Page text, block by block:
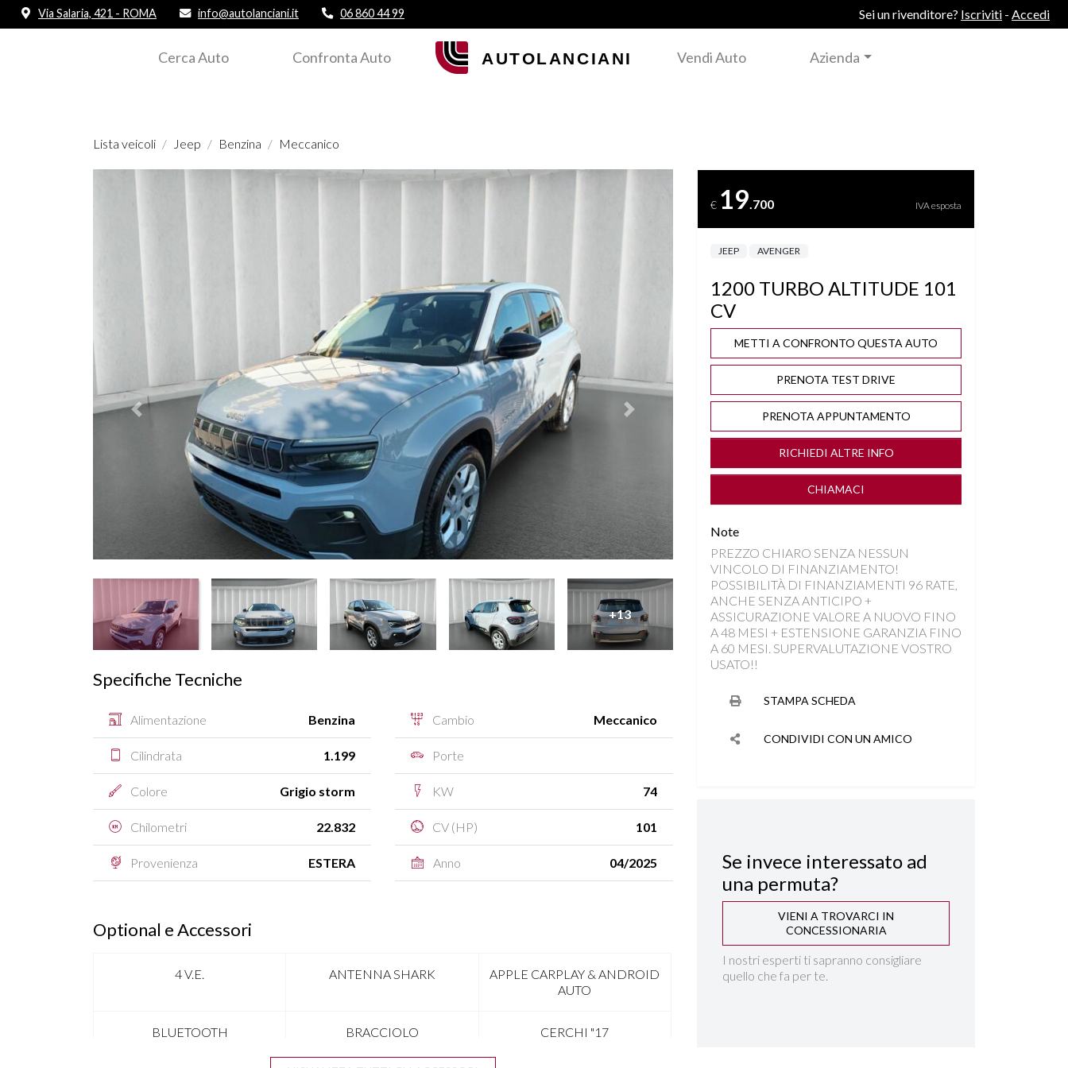
Via Salaria, 421 - ROMA info@autolanciani.it 06 860 44 99 Sei un rivenditore? Iscriviti - Accedi
Cerca Auto Confronta Auto Vendi Auto Azienda
Lista veicoli Jeep Benzina Meccanico
Prededente Successivo
+13
Specifiche Tecniche
Alimentazione Benzina
Cilindrata 1.199
Colore Grigio storm
Chilometri 22.832
Provenienza ESTERA
Cambio Meccanico
Porte
KW 74
CV (HP) 101
Anno 04/2025
Optional e Accessori
4 V.E. ANTENNA SHARK
APPLE CARPLAY & ANDROID
AUTO
BLUETOOTH BRACCIOLO CERCHI "17
€ 19.700 IVA esposta
JEEP AVENGER
1200 TURBO ALTITUDE 101
CV
METTI A CONFRONTO QUESTA AUTO
PRENOTA TEST DRIVE
PRENOTA APPUNTAMENTO
RICHIEDI ALTRE INFO
CHIAMACI
Note
PREZZO CHIARO SENZA NESSUN
VINCOLO DI FINANZIAMENTO!
POSSIBILITÀ DI FINANZIAMENTI 96 RATE,
ANCHE SENZA ANTICIPO +
ASSICURAZIONE VALORE A NUOVO FINO
A 48 MESI + ESTENSIONE GARANZIA FINO
A 60 MESI. SUPERVALUTAZIONE VOSTRO
USATO!!
STAMPA SCHEDA
CONDIVIDI CON UN AMICO
Se invece interessato ad
una permuta?
VIENI A TROVARCI IN
CONCESSIONARIA
I nostri esperti ti sapranno consigliare
quello che fa per te.